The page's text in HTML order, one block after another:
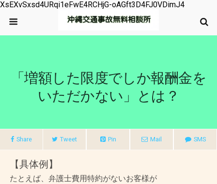
XsEXvSxsd4URqi1eFwE4RCHjG-oAGft3D4FJ0VDimJ4
「増額した限度でしか報酬金を
いただかない」とは？
Share Tweet Pin Mail SMS
【具体例】
たとえば、弁護士費用特約がないお客様が